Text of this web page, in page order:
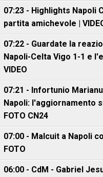
07:23 - Highlights Napoli
partita amichevole |
07:22 - Guardate la
Napoli-Celta Vigo 1-1 e
VIDEO
07:21 - Infortunio
Napoli: l'aggiornamento
FOTO CN24
07:00 - Malcuit a Napoli
FOTO
06:00 - CdM - Gabriel